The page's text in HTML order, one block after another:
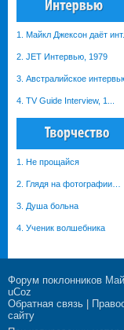
1. Майкл Джексон даёт инт...
2. JET Интервью, 1979
3. Австралийское
4. TV Guide Interview, 1...
1. Не прощайся
2. Глядя на фотографии…
3. Душа больна
4. Ученик волшебника
Форум поклонников
uCoz
Обратная связь
сайту